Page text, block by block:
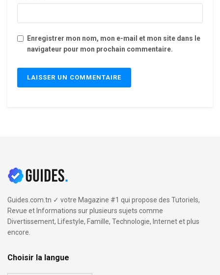
Enregistrer mon nom, mon e-mail et mon site dans le
navigateur pour mon prochain commentaire.
Guides.com.tn ✓ votre Magazine #1 qui propose des Tutoriels,
Revue et Informations sur plusieurs sujets comme
Divertissement, Lifestyle, Famille, Technologie, Internet et plus
encore.
Choisir la langue